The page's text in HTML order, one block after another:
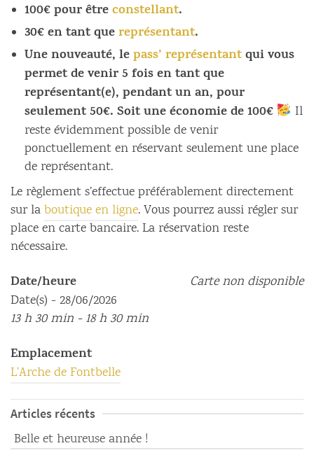
100€ pour êtreconstellant.
30€ en tant quereprésentant.
Une nouveauté, lepass’ représentantqui vous
permet de venir 5 fois en tant que
représentant(e), pendant un an, pour
seulement 50€. Soit une économie de 100€
Il
reste évidemment possible de venir
ponctuellement en réservant seulement une place
de représentant.
Le règlement s’effectue préférablement directement
sur laboutique en ligne. Vous pourrez aussi régler sur
place en carte bancaire. La réservation reste
nécessaire.
Carte non disponible
Date/heure
Date(s) - 28/06/2026
13 h 30 min - 18 h 30 min
Emplacement
L'Arche de Fontbelle
Articles récents
Belle et heureuse année !